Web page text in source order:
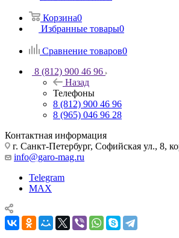
Корзина0
Избранные товары0
Сравнение товаров0
8 (812) 900 46 96
Назад
Телефоны
8 (812) 900 46 96
8 (965) 046 96 28
Контактная информация
г. Санкт-Петербург, Софийская ул., 8,
info@garo-mag.ru
Telegram
MAX